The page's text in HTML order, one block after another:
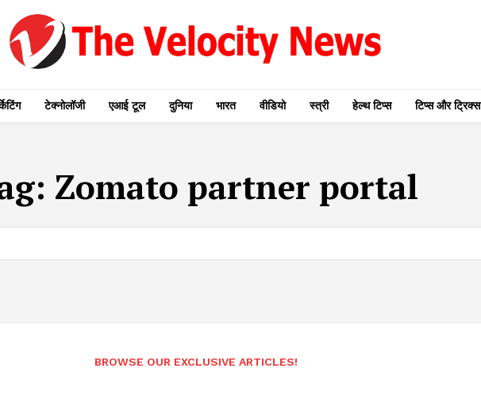
टेक्नोलॉजी एआई टूल दुनिया भारत वीडियो स्त्री हेल्थ टिप्स टिप्स और ट्रिक्स
Zomato partner portal
BROWSE OUR EXCLUSIVE ARTICLES!